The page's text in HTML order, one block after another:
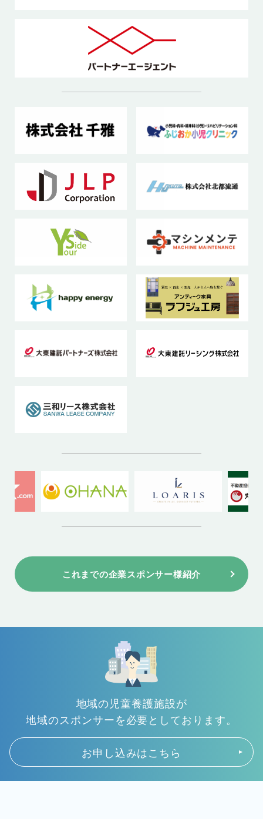
これまでの企業スポンサー様紹介
地域の児童養護施設が
地域のスポンサーを必要としております。
お申し込みはこちら